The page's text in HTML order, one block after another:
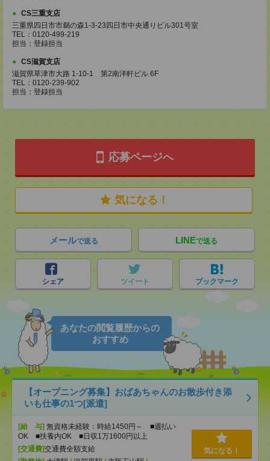
CS三重支店
三重県四日市市鵜の森1-3-23四日市中央通りビル301号室
TEL：0120-499-219
担当：登録担当
CS滋賀支店
滋賀県草津市大路 1-10-1 第2南洋軒ビル 6F
TEL：0120-239-902
担当：登録担当
応募ページへ
気になる！
メールで送る LINEで送る
シェア ツイート ブックマーク
あなたの閲覧履歴からの
おすすめ
【オープニング募集】おばあちゃんのお散歩付き添
いも仕事の1つ[派遣]
[給 与] 無資格未経験：時給1450円～ ■週払い
OK ■扶養内OK ■日収1万1600円以上
[交通費]交通費全額支給
気になる！